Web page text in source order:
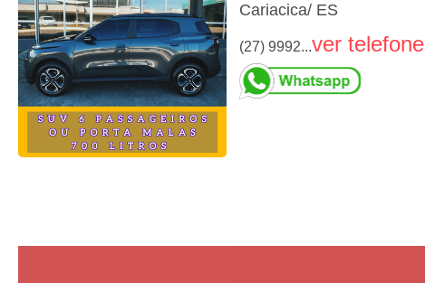
Cariacica/ ES
(27) 9992...ver telefone